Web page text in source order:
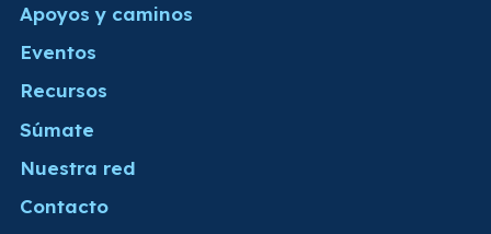
Apoyos y caminos
Eventos
Recursos
Súmate
Nuestra red
Contacto